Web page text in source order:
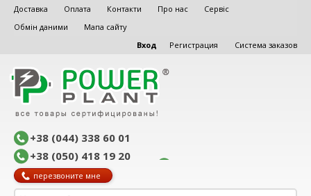
Доставка Оплата Контакти Про нас
Сервіс
Обмін даними
Мапа сайту
Вход
Регистрация Система заказов
+38 (044) 338 60 01
+38 (050) 418 19 20
перезвоните мне